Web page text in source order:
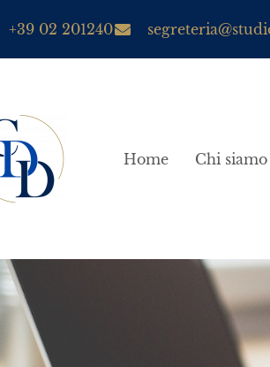
+39 02 201240
Home Chi siamo